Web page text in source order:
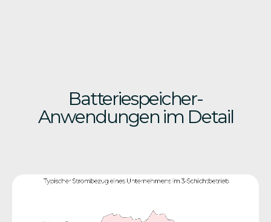
Batteriespeicher-
Anwendungen im Detail